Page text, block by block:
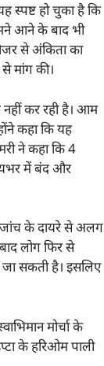
हो चुका है कि
आने के बाद भी
से अंकिता का
मांग की।
कर रही है। आम
कहा कि यह
ने कहा कि 4
में बंद और
जांच के दायरे से अलग
लोग फिर से
सकती है। इसलिए
मोर्चा के
के हरिओम पाली